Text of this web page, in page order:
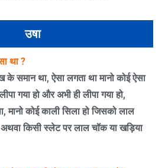
उषा
था?
के समान था,ऐसा लगता था मानो कोई ऐसा
गया हो और अभी ही लीपा गया हो,
,मानो कोई काली सिला हो जिसको लाल
अथवा किसी स्लेट पर लाल चॉक या खड़िया